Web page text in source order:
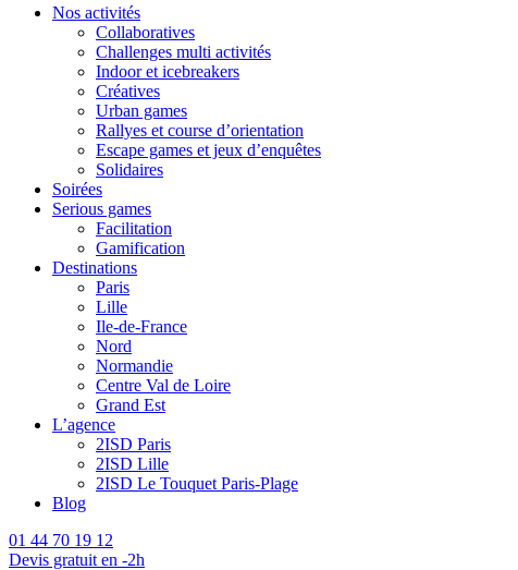
Nos activités
Collaboratives
Challenges multi activités
Indoor et icebreakers
Créatives
Urban games
Rallyes et course d’orientation
Escape games et jeux d’enquêtes
Solidaires
Soirées
Serious games
Facilitation
Gamification
Destinations
Paris
Lille
Ile-de-France
Nord
Normandie
Centre Val de Loire
Grand Est
L’agence
2ISD Paris
2ISD Lille
2ISD Le Touquet Paris-Plage
Blog
01 44 70 19 12
Devis gratuit en -2h